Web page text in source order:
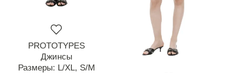
PROTOTYPES
Джинсы
Размеры: L/XL, S/M